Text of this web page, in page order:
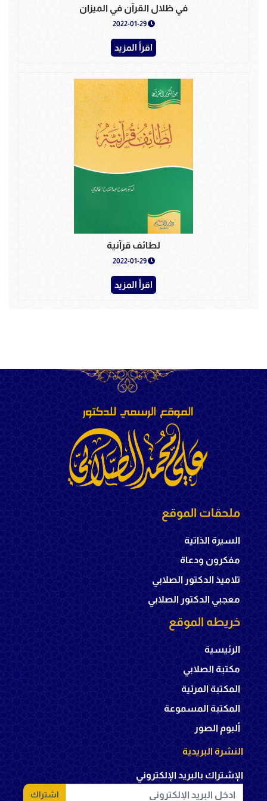
في ظلال القرآن في الميزان
2022-01-29
اقرأ المزيد
لطائف قرآنية
2022-01-29
اقرأ المزيد
ملحقات الموقع
السيرة الذاتية
مفكرون ودعاة
تلاميذ الدكتور الصلابي
معجبي الدكتور الصلابي
خريطه الموقع
الرئيسية
مكتبة الصلابي
المكتبة المرئية
المكتبة المسموعة
ألبوم الصور
النشرة البريدية
الإشتراك بالبريد الإلكتروني
اشتراك